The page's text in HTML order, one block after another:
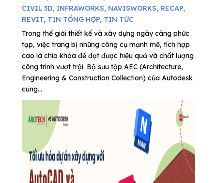
CIVIL 3D, INFRAWORKS, NAVISWORKS, RECAP,
REVIT, TIN TỔNG HỢP, TIN TỨC
Trong thế giới thiết kế và xây dựng ngày càng phức
tạp, việc trang bị những công cụ mạnh mẽ, tích hợp
cao là chìa khóa để đạt được hiệu quả và chất lượng
công trình vượt trội. Bộ sưu tập AEC (Architecture,
Engineering & Construction Collection) của Autodesk
cung...